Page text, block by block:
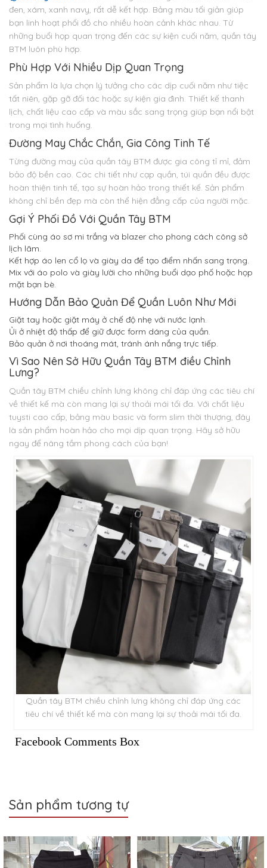
đen, xám, xanh navy, rất dễ kết hợp. Bảng màu tối giản giúp
bạn linh hoạt phối đồ cho nhiều hoàn cảnh khác nhau. Từ
những buổi họp quan trọng đến các sự kiện cuối năm, quần tây
BTM luôn phù hợp.
Phù Hợp Với Nhiều Dịp Quan Trọng
Sản phẩm là lựa chọn lý tưởng cho các dịp cuối năm như tiệc
tất niên, gặp gỡ đối tác hoặc sự kiện gia đình. Thiết kế thanh
lịch, chất liệu cao cấp và màu sắc sang trọng giúp bạn nổi bật
trong mọi tình huống.
Đường May Chắc Chắn, Gia Công Tinh Tế
Từng đường may của quần tây BTM được gia công tỉ mỉ, đảm
bảo độ bền cao. Các chi tiết như cạp quần, túi quần đều được
hoàn thiện tinh tế, tạo sự hoàn hảo trong thiết kế. Sản phẩm
không chỉ bền đẹp mà còn thể hiện đẳng cấp của người mặc.
Gợi Ý Phối Đồ Với Quần Tây BTM
Phối cùng áo sơ mi trắng và blazer cho phong cách công sở
lịch lãm.
Kết hợp áo len cổ lọ và giày da để tạo điểm nhấn sang trọng.
Mix với áo polo và giày lười cho những buổi dạo phố hoặc họp
mặt bạn bè.
Hướng Dẫn Bảo Quản Để Quần Luôn Như Mới
Giặt tay hoặc giặt máy ở chế độ nhẹ với nước lạnh.
Ủi ở nhiệt độ thấp để giữ được form dáng của quần.
Bảo quản ở nơi thoáng mát, tránh ánh nắng trực tiếp.
Vì Sao Nên Sở Hữu Quần Tây BTM điều Chỉnh
Lưng?
Quần tây BTM chiều chỉnh lưng không chỉ đáp ứng các tiêu chí
về thiết kế mà còn mang lại sự thoải mái tối đa. Với chất liệu
tuysti cao cấp, bảng màu basic và form slim thời thượng, đây
là sản phẩm hoàn hảo cho mọi dịp quan trọng. Hãy sở hữu
ngay để nâng tầm phong cách của bạn!
Quần tây BTM chiều chỉnh lưng không chỉ đáp ứng các
tiêu chí về thiết kế mà còn mang lại sự thoải mái tối đa.
Facebook Comments Box
Sản phẩm tương tự
Sale Sale